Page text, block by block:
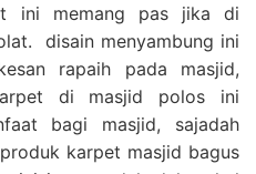
ini memang pas jika di
disain menyambung ini
rapaih pada masjid,
di masjid polos ini
bagi masjid, sajadah
karpet masjid bagus